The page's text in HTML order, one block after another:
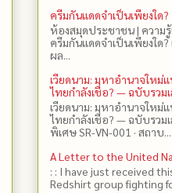
ครีมกันแดดจำเป็นเพียงใด?
ห้องสมุดประชาชน | ความ
ครีมกันแดดจำเป็นเพียงใด?
ผล...
เวียดนาม: มหาอำนาจใหม่
ไทยกำลังเชื่อ? — ฉบับรวม
เวียดนาม: มหาอำนาจใหม่
ไทยกำลังเชื่อ? — ฉบับรวม
พิเศษ SR-VN-001 · สถาบ...
A Letter to the United
: : I have just received
Redshirt group fighting